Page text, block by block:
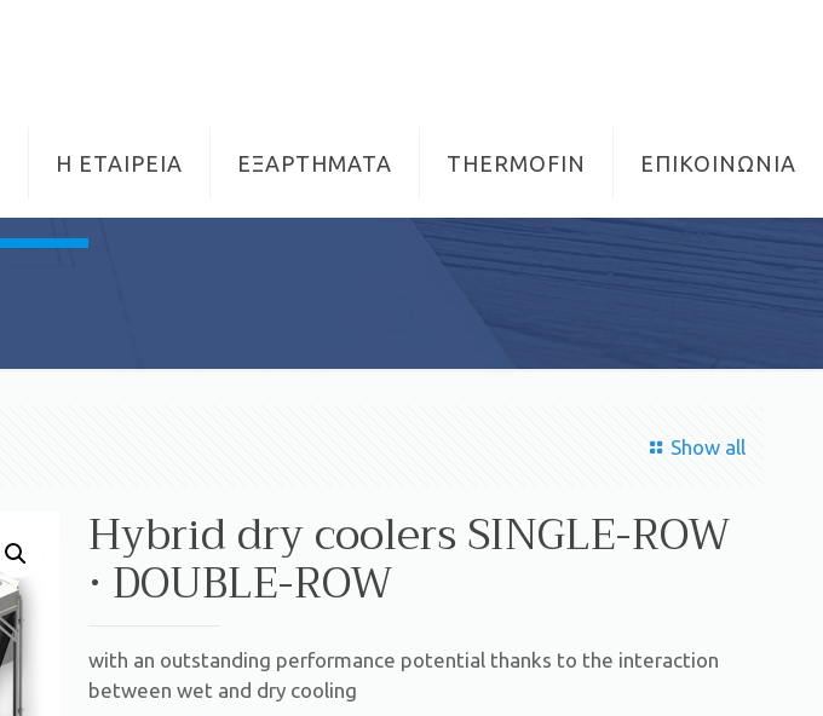
Η ΕΤΑΙΡΕΙΑ ΕΞΑΡΤΗΜΑΤΑ THERMOFIN ΕΠΙΚΟΙΝΩΝΙΑ
Show all
Hybrid dry coolers SINGLE-ROW
· DOUBLE-ROW
with an outstanding performance potential thanks to the interaction
between wet and dry cooling